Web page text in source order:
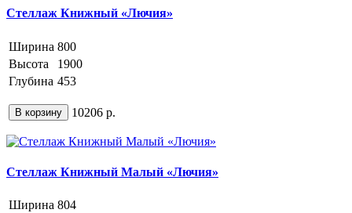
Стеллаж Книжный «Лючия»
Ширина 800
Высота
1900
Глубина 453
В корзину 10206 р.
Стеллаж Книжный Малый «Лючия»
Ширина 804